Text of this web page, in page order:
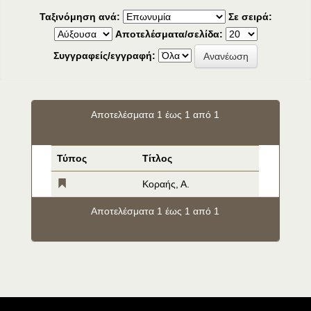
Ταξινόμηση ανά:
Σε σειρά:
Αποτελέσματα/σελίδα:
Συγγραφείς/εγγραφή:
Αποτελέσματα 1 έως 1 από 1
Τύπος Τίτλος
Κοραής, Α.
Αποτελέσματα 1 έως 1 από 1